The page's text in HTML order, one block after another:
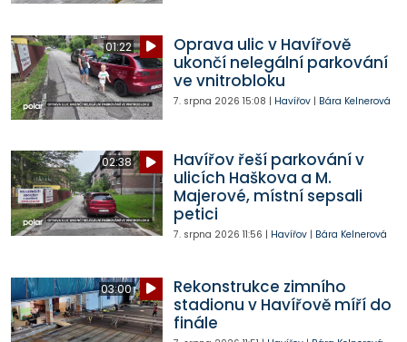
01:22
Oprava ulic v Havířově
ukončí nelegální parkování
ve vnitrobloku
7. srpna 2026 15:08 | Havířov| Bára Kelnerová
02:38
Havířov řeší parkování v
ulicích Haškova a M.
Majerové, místní sepsali
petici
7. srpna 2026 11:56 | Havířov| Bára Kelnerová
03:00
Rekonstrukce zimního
stadionu v Havířově míří do
finále